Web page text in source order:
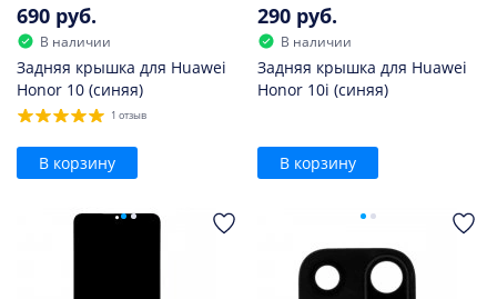
690 руб.
В наличии
Задняя крышка для Huawei
Honor 10 (синяя)
1 отзыв
В корзину
290 руб.
В наличии
Задняя крышка для Huawei
Honor 10i (синяя)
В корзину